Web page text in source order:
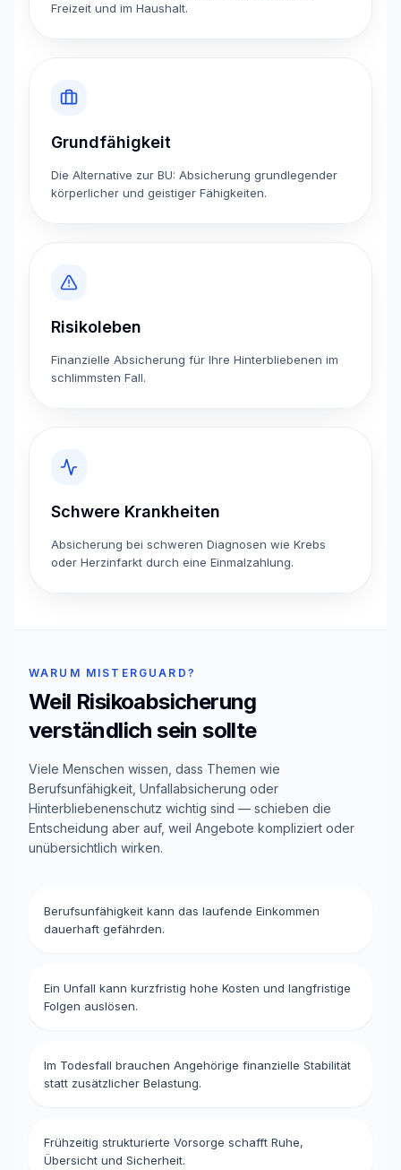
Freizeit und im Haushalt.
Grundfähigkeit
Die Alternative zur BU: Absicherung grundlegender
körperlicher und geistiger Fähigkeiten.
Risikoleben
Finanzielle Absicherung für Ihre Hinterbliebenen im
schlimmsten Fall.
Schwere Krankheiten
Absicherung bei schweren Diagnosen wie Krebs
oder Herzinfarkt durch eine Einmalzahlung.
WARUM MISTERGUARD?
Weil Risikoabsicherung
verständlich sein sollte
Viele Menschen wissen, dass Themen wie
Berufsunfähigkeit, Unfallabsicherung oder
Hinterbliebenenschutz wichtig sind — schieben die
Entscheidung aber auf, weil Angebote kompliziert oder
unübersichtlich wirken.
Berufsunfähigkeit kann das laufende Einkommen
dauerhaft gefährden.
Ein Unfall kann kurzfristig hohe Kosten und langfristige
Folgen auslösen.
Im Todesfall brauchen Angehörige finanzielle Stabilität
statt zusätzlicher Belastung.
Frühzeitig strukturierte Vorsorge schafft Ruhe,
Übersicht und Sicherheit.